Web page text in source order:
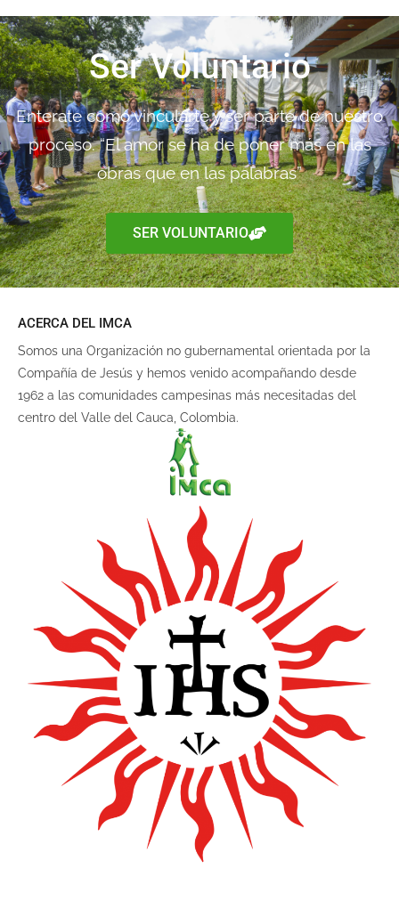
Ser Voluntario
Enterate como vincularte y ser parte de nuestro
proceso. “El amor se ha de poner más en las
obras que en las palabras”
SER VOLUNTARIO
ACERCA DEL IMCA
Somos una Organización no gubernamental orientada por la
Compañía de Jesús y hemos venido acompañando desde
1962 a las comunidades campesinas más necesitadas del
centro del Valle del Cauca, Colombia.